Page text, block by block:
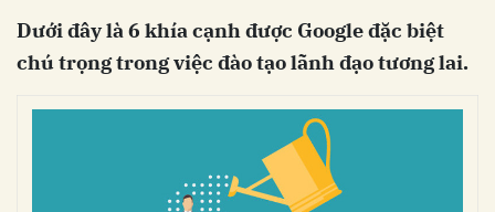
Dưới đây là 6 khía cạnh được Google đặc biệt
chú trọng trong việc đào tạo lãnh đạo tương lai.